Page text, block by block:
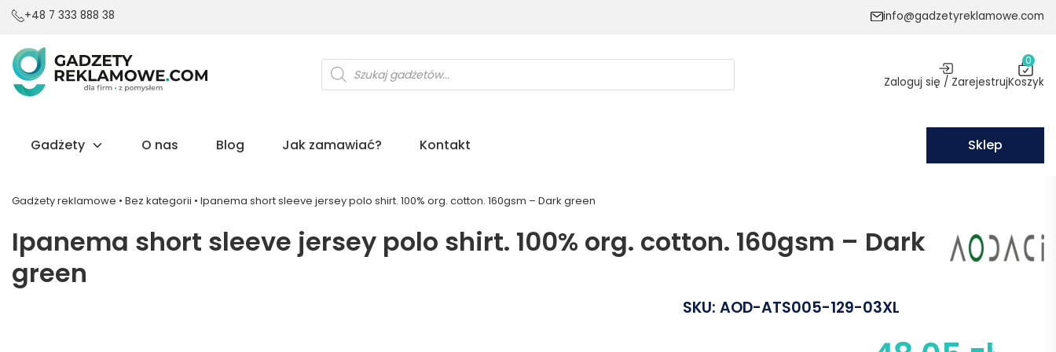
+48 7 333 888 38 info@gadzetyreklamowe.com
Wyszukiwarka
produktów Zaloguj się / Zarejestruj
0
Koszyk
Gadżety O nas Blog Jak zamawiać? Kontakt Sklep
Gadżety reklamowe • Bez kategorii • Ipanema short sleeve jersey polo shirt. 100% org. cotton. 160gsm – Dark green
Ipanema short sleeve jersey polo shirt. 100% org. cotton. 160gsm – Dark
green
SKU:AOD-ATS005-129-03XL